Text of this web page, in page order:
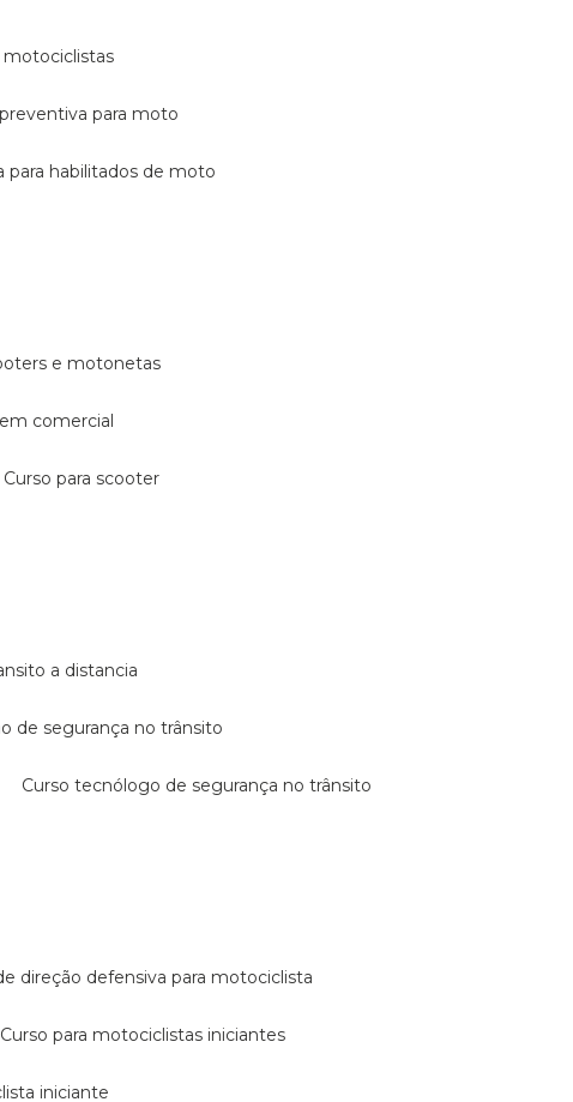
motociclistas
preventiva para moto
para habilitados de moto
e motonetas
comercial
curso para scooter
a distancia
de segurança no trânsito
curso tecnólogo de segurança no trânsito
direção defensiva para motociclista
curso para motociclistas iniciantes
iniciante